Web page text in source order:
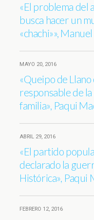
«El problema del
busca hacer un
«chachi»»,
MAYO 20, 2016
«Queipo de Llano
responsable de
familia», Paqui
ABRIL 29, 2016
«El partido
declarado la
Histórica», Paqui
FEBRERO 12, 2016